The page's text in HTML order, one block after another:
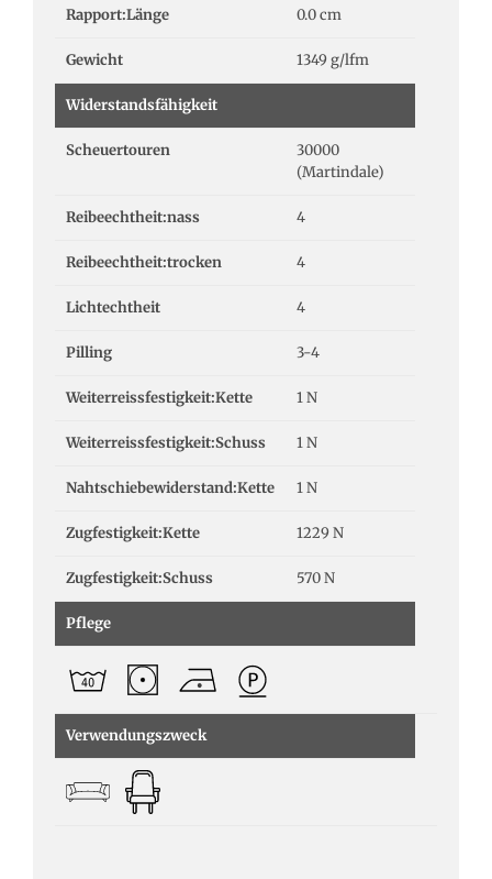
Rapport:Länge 0.0 cm
Gewicht 1349 g/lfm
Widerstandsfähigkeit
Scheuertouren
30000
(Martindale)
Reibeechtheit:nass 4
Reibeechtheit:trocken 4
Lichtechtheit 4
Pilling 3-4
Weiterreissfestigkeit:Kette 1 N
Weiterreissfestigkeit:Schuss 1 N
Nahtschiebewiderstand:Kette 1 N
Zugfestigkeit:Kette 1229 N
Zugfestigkeit:Schuss 570 N
Pflege
Verwendungszweck